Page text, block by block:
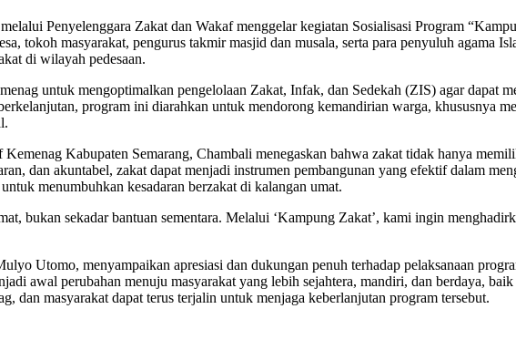
Penyelenggara Zakat dan Wakaf menggelar kegiatan Sosialisasi Program
tokoh masyarakat, pengurus takmir masjid dan musala, serta para penyuluh agama
di wilayah pedesaan.
untuk mengoptimalkan pengelolaan Zakat, Infak, dan Sedekah (ZIS) agar dapat
program ini diarahkan untuk mendorong kemandirian warga, khususnya
Kabupaten Semarang, Chambali menegaskan bahwa zakat tidak hanya
dan akuntabel, zakat dapat menjadi instrumen pembangunan yang efektif dalam
menumbuhkan kesadaran berzakat di kalangan umat.
bukan sekadar bantuan sementara. Melalui ‘Kampung Zakat’, kami ingin
Utomo, menyampaikan apresiasi dan dukungan penuh terhadap pelaksanaan
awal perubahan menuju masyarakat yang lebih sejahtera, mandiri, dan berdaya,
dan masyarakat dapat terus terjalin untuk menjaga keberlanjutan program tersebut.